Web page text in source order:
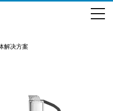
解决方案